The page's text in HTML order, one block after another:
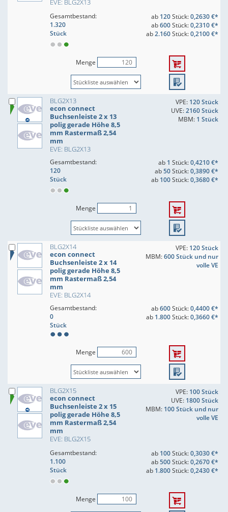
EVE: BLG2X13
Gesamtbestand:
1.320
Stück
ab 120Stück:0,2630 €*
ab600Stück:0,2310 €*
ab2.160Stück:0,2100 €*
Menge
BLG2X13
econ connect
Buchsenleiste 2 x 13
polig gerade Höhe 8,5
mm Rastermaß 2,54
mm
EVE: BLG2X13
VPE: 120 Stück
UVE:2160 Stück
MBM: 1 Stück
Gesamtbestand:
120
Stück
ab 1 Stück:0,4210 €*
ab50Stück:0,3890 €*
ab 100Stück:0,3680 €*
Menge
BLG2X14
econ connect
Buchsenleiste 2 x 14
polig gerade Höhe 8,5
mm Rastermaß 2,54
mm
EVE: BLG2X14
VPE: 120 Stück
MBM:600 Stück und nur
volle VE
Gesamtbestand:
0
Stück
ab600Stück:0,4400 €*
ab 1.800Stück:0,3660 €*
Menge
BLG2X15
econ connect
Buchsenleiste 2 x 15
polig gerade Höhe 8,5
mm Rastermaß 2,54
mm
EVE: BLG2X15
VPE: 100 Stück
UVE: 1800 Stück
MBM: 100 Stück und nur
volle VE
Gesamtbestand:
1.100
Stück
ab 100Stück:0,3030 €*
ab500Stück:0,2670 €*
ab 1.800Stück:0,2430 €*
Menge